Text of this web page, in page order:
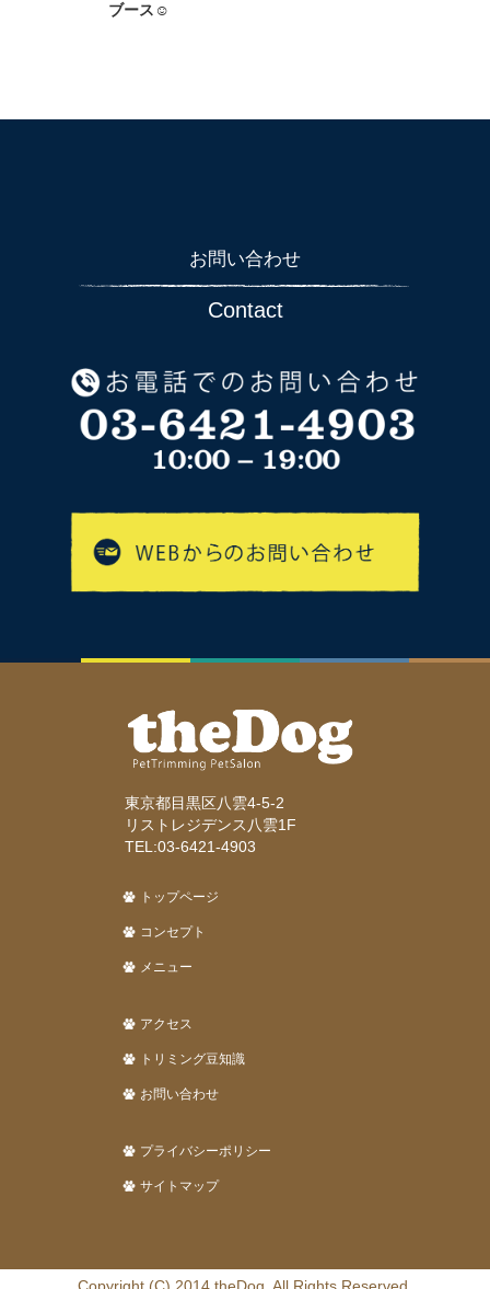
ブース☺
お問い合わせ
Contact
東京都目黒区八雲4-5-2
リストレジデンス八雲1F
TEL:03-6421-4903
トップページ
コンセプト
メニュー
アクセス
トリミング豆知識
お問い合わせ
プライバシーポリシー
サイトマップ
Copyright (C) 2014 theDog. All Rights Reserved.